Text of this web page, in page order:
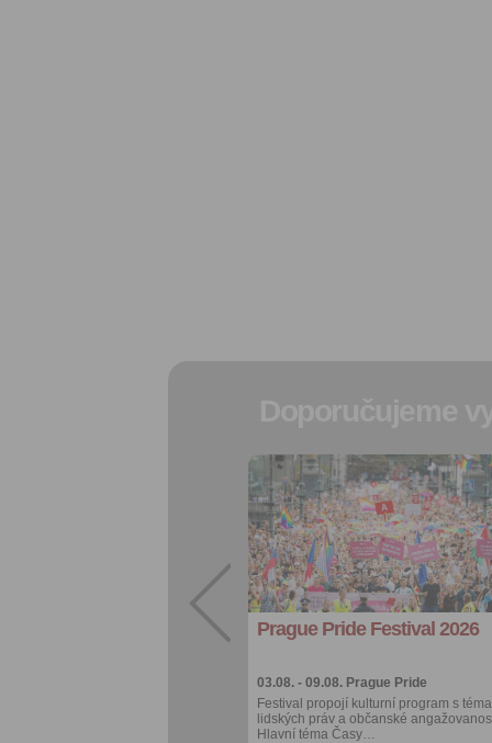
Prague Pride Festival 2026
03.08. - 09.08. Prague Pride
Festival propojí kulturní program s
lidských práv a občanské
Hlavní téma Časy…
Přidat do
oblíbených
Sdílet:
Facebook
export do
kalendáře
Více výhod pro